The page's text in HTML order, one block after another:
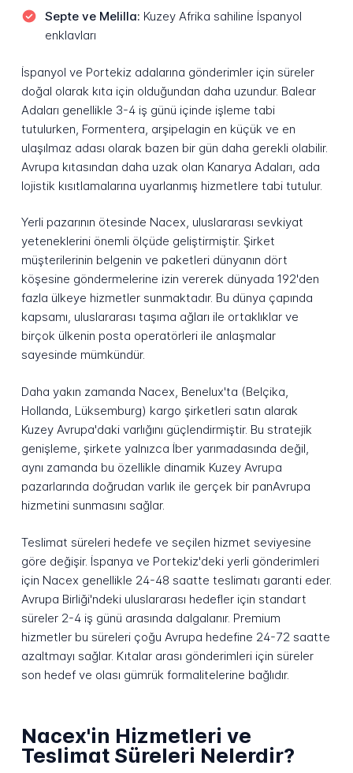
Septe ve Melilla: Kuzey Afrika sahiline İspanyol
enklavları
İspanyol ve Portekiz adalarına gönderimler için süreler
doğal olarak kıta için olduğundan daha uzundur. Balear
Adaları genellikle 3-4 iş günü içinde işleme tabi
tutulurken, Formentera, arşipelagin en küçük ve en
ulaşılmaz adası olarak bazen bir gün daha gerekli olabilir.
Avrupa kıtasından daha uzak olan Kanarya Adaları, ada
lojistik kısıtlamalarına uyarlanmış hizmetlere tabi tutulur.
Yerli pazarının ötesinde Nacex, uluslararası sevkiyat
yeteneklerini önemli ölçüde geliştirmiştir. Şirket
müşterilerinin belgenin ve paketleri dünyanın dört
köşesine göndermelerine izin vererek dünyada 192'den
fazla ülkeye hizmetler sunmaktadır. Bu dünya çapında
kapsamı, uluslararası taşıma ağları ile ortaklıklar ve
birçok ülkenin posta operatörleri ile anlaşmalar
sayesinde mümkündür.
Daha yakın zamanda Nacex, Benelux'ta (Belçika,
Hollanda, Lüksemburg) kargo şirketleri satın alarak
Kuzey Avrupa'daki varlığını güçlendirmiştir. Bu stratejik
genişleme, şirkete yalnızca İber yarımadasında değil,
aynı zamanda bu özellikle dinamik Kuzey Avrupa
pazarlarında doğrudan varlık ile gerçek bir panAvrupa
hizmetini sunmasını sağlar.
Teslimat süreleri hedefe ve seçilen hizmet seviyesine
göre değişir. İspanya ve Portekiz'deki yerli gönderimleri
için Nacex genellikle 24-48 saatte teslimatı garanti eder.
Avrupa Birliği'ndeki uluslararası hedefler için standart
süreler 2-4 iş günü arasında dalgalanır. Premium
hizmetler bu süreleri çoğu Avrupa hedefine 24-72 saatte
azaltmayı sağlar. Kıtalar arası gönderimleri için süreler
son hedef ve olası gümrük formalitelerine bağlıdır.
Nacex'in Hizmetleri ve
Teslimat Süreleri Nelerdir?